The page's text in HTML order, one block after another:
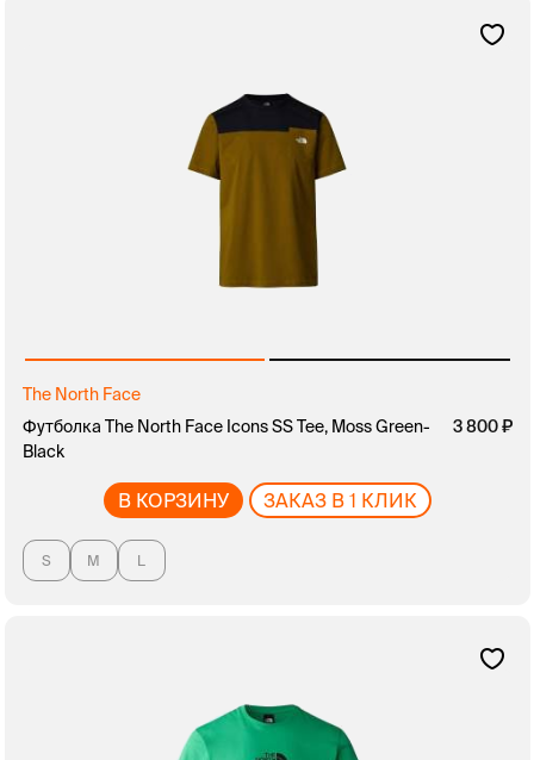
The North Face
Футболка The North Face Icons SS Tee, Moss Green-
Black
3 800
В КОРЗИНУ ЗАКАЗ В 1 КЛИК
S M L